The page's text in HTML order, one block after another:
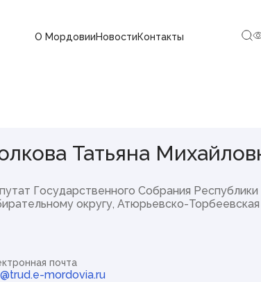
О МордовииНовостиКонтакты
Новости
СМИ, учрежденные
Государственным Собранием РМ
Аккредитация СМИ при
Республики Мордовия
Татьяна
Государственного Собрания
округу, Атюрьевско-
почта
mordovia.ru